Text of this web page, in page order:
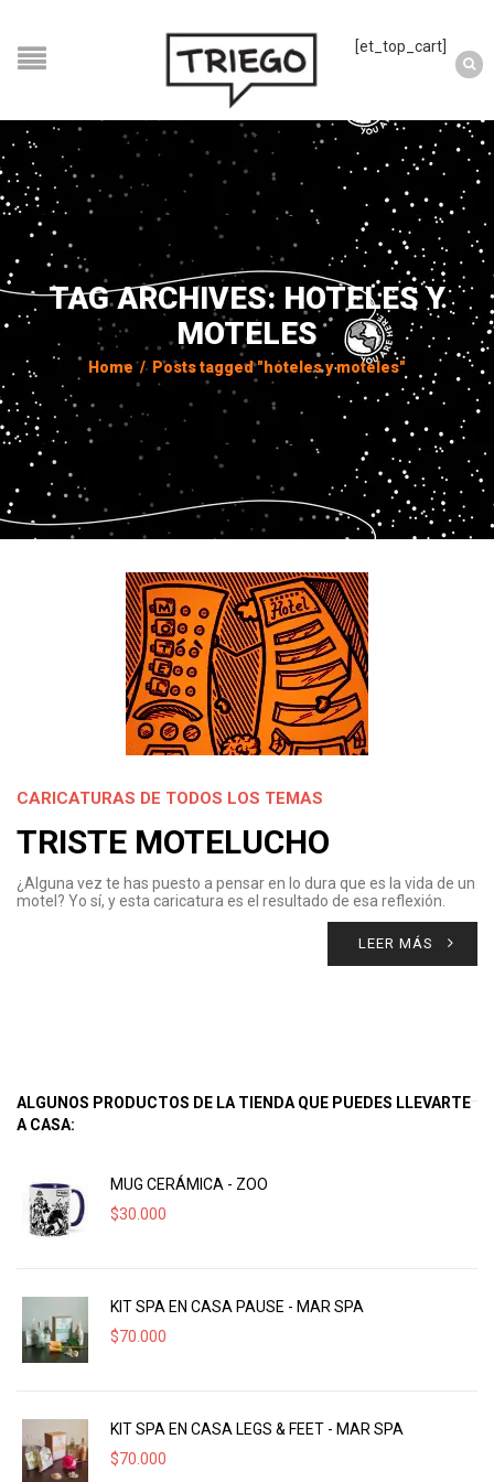
[et_top_cart]
TAG ARCHIVES: HOTELES Y
MOTELES
Home / Posts tagged "hoteles y moteles"
CARICATURAS DE TODOS LOS TEMAS
TRISTE MOTELUCHO
¿Alguna vez te has puesto a pensar en lo dura que es la vida de un
motel? Yo sí, y esta caricatura es el resultado de esa reflexión.
LEER MÁS
ALGUNOS PRODUCTOS DE LA TIENDA QUE PUEDES LLEVARTE
A CASA:
MUG CERÁMICA - ZOO
$30.000
KIT SPA EN CASA PAUSE - MAR SPA
$70.000
KIT SPA EN CASA LEGS & FEET - MAR SPA
$70.000